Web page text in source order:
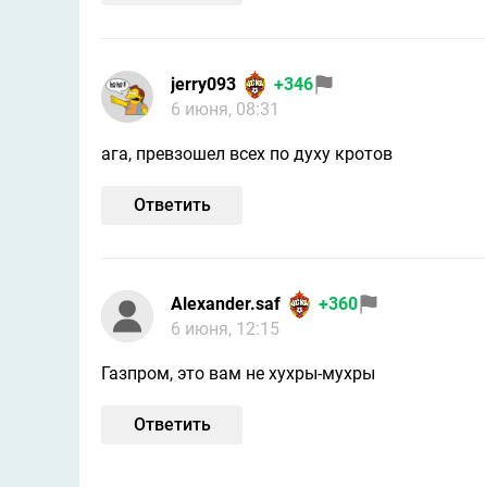
jerry093
+346
6 июня, 08:31
ага, превзошел всех по духу кротов
Ответить
Alexander.saf
+360
6 июня, 12:15
Газпром, это вам не хухры-мухры
Ответить